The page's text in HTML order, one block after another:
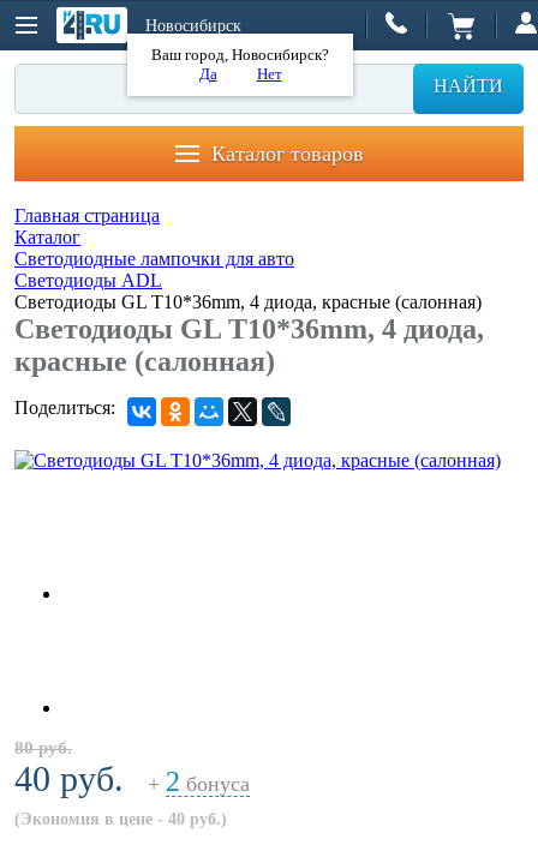
Новосибирск
Ваш город, Новосибирск?
Да
Нет
НАЙТИ
Каталог товаров
Главная страница
Каталог
Светодиодные лампочки для авто
Светодиоды ADL
Светодиоды GL T10*36mm, 4 диода, красные (салонная)
Светодиоды GL T10*36mm, 4 диода,
красные (салонная)
Поделиться:
80 руб.
40 руб. + 2 бонуса
(Экономия в цене - 40 руб.)